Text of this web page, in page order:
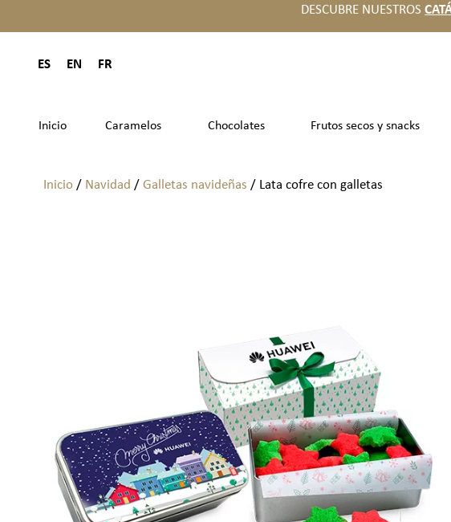
DESCUBRE NUESTROS
ES EN FR
Inicio Caramelos Chocolates Frutos secos y snacks
Inicio/ Navidad / Galletas navideñas / Lata cofre con galletas